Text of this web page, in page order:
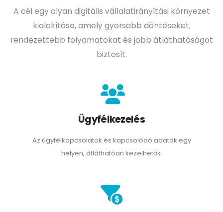
A cél egy olyan digitális vállalatirányítási környezet
kialakítása, amely gyorsabb döntéseket,
rendezettebb folyamatokat és jobb átláthatóságot
biztosít.
Ügyfélkezelés
Az ügyfélkapcsolatok és kapcsolódó adatok egy
helyen, átláthatóan kezelhetők.